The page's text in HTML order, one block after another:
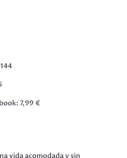
7,99 €
vida acomodada y sin